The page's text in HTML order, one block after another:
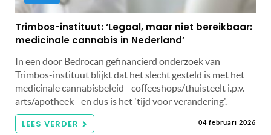
Trimbos-instituut: ‘Legaal, maar niet bereikbaar:
medicinale cannabis in Nederland’
In een door Bedrocan gefinancierd onderzoek van
Trimbos-instituut blijkt dat het slecht gesteld is met het
medicinale cannabisbeleid - coffeeshops/thuisteelt i.p.v.
arts/apotheek - en dus is het 'tijd voor verandering'.
LEES VERDER 04 februari 2026